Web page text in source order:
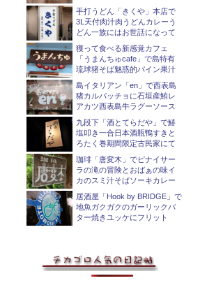
手打うどん「きくや」本店で
3L天付肉汁肉うどんカレーう
どん一族にはお世話になって
獲って食べる新感覚カフェ
「うまんちゅcafe」で島特有
琉球猪そば魅惑的パイン果汁
島イタリアン「en」で西表島
猪カルパッチョに石垣産鮪レ
アカツ西表島牛ラグーソース
九段下「酒とてらだや」で鰆
塩叩き一合日本酒瓶鴨すきと
ろたく巻期間限定古民家にて
珈琲「唐変木」でピナイサー
ラの滝の冒険とおばぁの味イ
カのスミ汁そばソーキカレー
居酒屋「Hook by BRIDGE」で
地魚ガクガクのガーリックバ
ター焼きユッケにフリット